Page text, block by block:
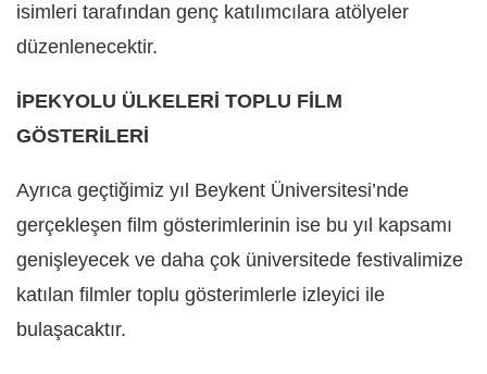
isimleri tarafından genç katılımcılara atölyeler
düzenlenecektir.
İPEKYOLU ÜLKELERİ TOPLU FİLM
GÖSTERİLERİ
Ayrıca geçtiğimiz yıl Beykent Üniversitesi’nde
gerçekleşen film gösterimlerinin ise bu yıl kapsamı
genişleyecek ve daha çok üniversitede festivalimize
katılan filmler toplu gösterimlerle izleyici ile
bulaşacaktır.